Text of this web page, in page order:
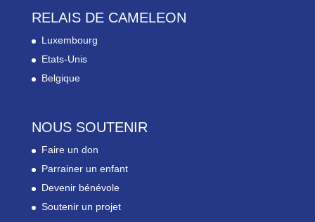
RELAIS DE CAMELEON
Luxembourg
Etats-Unis
Belgique
NOUS SOUTENIR
Faire un don
Parrainer un enfant
Devenir bénévole
Soutenir un projet